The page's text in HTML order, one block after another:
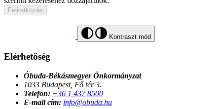
Feliratkozás
Kontraszt mód
Elérhetőség
Óbuda-Békásmegyer Önkormányzat
1033 Budapest, Fő tér 3.
Telefon: +36 1 437 8500
E-mail cím: info@obuda.hu